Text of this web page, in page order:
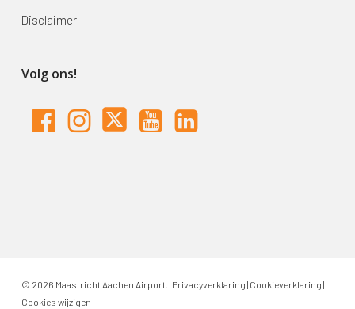
Disclaimer
Volg ons!
© 2026 Maastricht Aachen Airport. |Privacyverklaring | Cookieverklaring |
Cookies wijzigen